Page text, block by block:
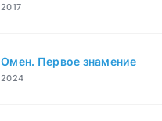
2017
Омен. Первое знамение
2024